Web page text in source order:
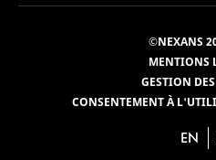
©NEXANS
MENTIONS
GESTION
CONSENTEMENT À
EN